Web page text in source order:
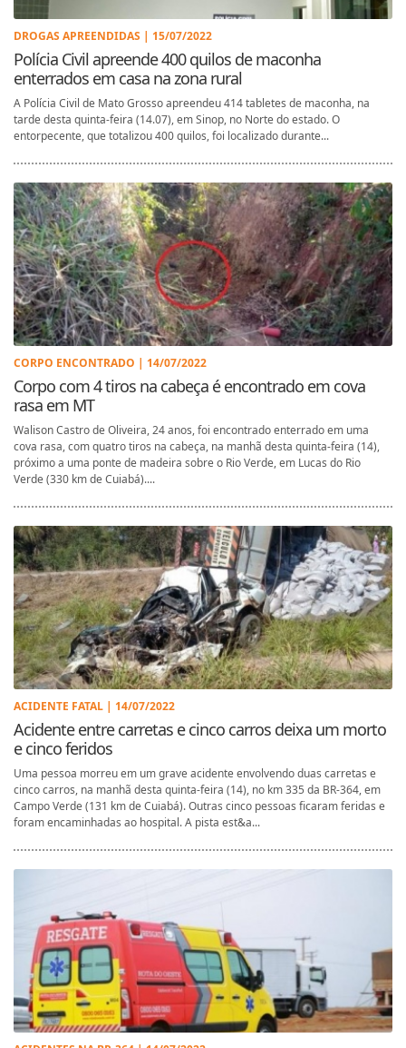
DROGAS APREENDIDAS | 15/07/2022
Polícia Civil apreende 400 quilos de maconha
enterrados em casa na zona rural
A Polícia Civil de Mato Grosso apreendeu 414 tabletes de maconha, na
tarde desta quinta-feira (14.07), em Sinop, no Norte do estado. O
entorpecente, que totalizou 400 quilos, foi localizado durante...
CORPO ENCONTRADO | 14/07/2022
Corpo com 4 tiros na cabeça é encontrado em cova
rasa em MT
Walison Castro de Oliveira, 24 anos, foi encontrado enterrado em uma
cova rasa, com quatro tiros na cabeça, na manhã desta quinta-feira (14),
próximo a uma ponte de madeira sobre o Rio Verde, em Lucas do Rio
Verde (330 km de Cuiabá)....
ACIDENTE FATAL | 14/07/2022
Acidente entre carretas e cinco carros deixa um morto
e cinco feridos
Uma pessoa morreu em um grave acidente envolvendo duas carretas e
cinco carros, na manhã desta quinta-feira (14), no km 335 da BR-364, em
Campo Verde (131 km de Cuiabá). Outras cinco pessoas ficaram feridas e
foram encaminhadas ao hospital. A pista est&a...